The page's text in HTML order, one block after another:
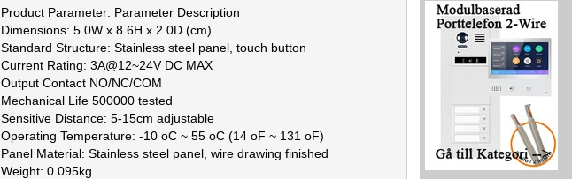
Product Parameter: Parameter Description
Dimensions: 5.0W x 8.6H x 2.0D (cm)
Standard Structure: Stainless steel panel, touch button
Current Rating: 3A@12~24V DC MAX
Output Contact NO/NC/COM
Mechanical Life 500000 tested
Sensitive Distance: 5-15cm adjustable
Operating Temperature: -10 oC ~ 55 oC (14 oF ~ 131 oF)
Panel Material: Stainless steel panel, wire drawing finished
Weight: 0.095kg